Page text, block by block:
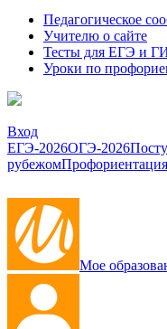
Педагогическое
Учителю о сайте
Тесты для ЕГЭ и
Уроки по
Вход
ЕГЭ-2026ОГЭ-2026
рубежомПрофориентация
Мое